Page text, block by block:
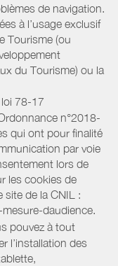
de navigation.
à l’usage exclusif
Tourisme (ou
du Tourisme) ou la
78-17
n°2018-
qui ont pour finalité
par voie
lors de
les cookies de
site de la CNIL :
daudience.
pouvez à tout
l’installation des